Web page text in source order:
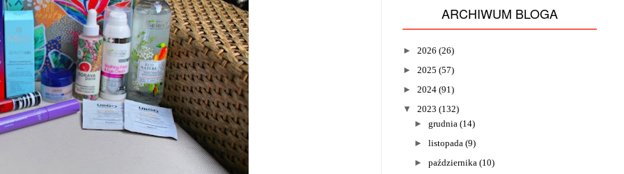
ARCHIWUM BLOGA
► 2026 (26)
► 2025 (57)
► 2024 (91)
▼
2023 (132)
► grudnia (14)
► listopada (9)
► października (10)